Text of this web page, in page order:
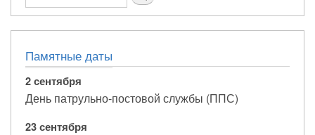
Памятные даты
2 сентября
День патрульно-постовой службы (ППС)
23 сентября